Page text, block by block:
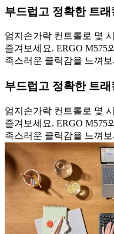
부드럽고 정확한 트
엄지손가락 컨트롤로 몇
즐겨보세요. ERGO M575
족스러운 클릭감을 느껴
부드럽고 정확한 트
엄지손가락 컨트롤로 몇
즐겨보세요. ERGO M575
족스러운 클릭감을 느껴